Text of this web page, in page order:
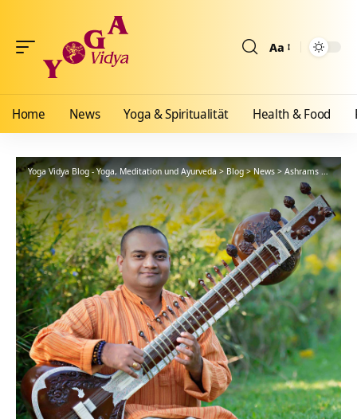
Aa
Home News Yoga & Spiritualität Health & Food
Yoga Vidya Blog - Yoga, Meditation und Ayurveda>Blog>News> Ashrams> Bad